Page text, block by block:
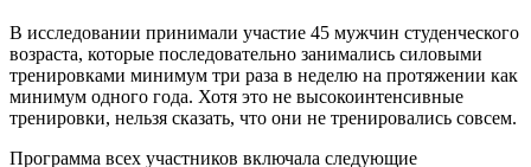
В исследовании принимали участие 45 мужчин студенческого
возраста, которые последовательно занимались силовыми
тренировками минимум три раза в неделю на протяжении как
минимум одного года. Хотя это не высокоинтенсивные
тренировки, нельзя сказать, что они не тренировались совсем.
Программа всех участников включала следующие